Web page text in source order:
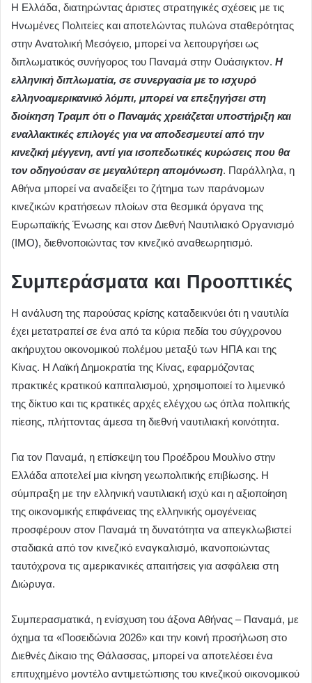
Η Ελλάδα, διατηρώντας άριστες στρατηγικές σχέσεις με τις
Ηνωμένες Πολιτείες και αποτελώντας πυλώνα σταθερότητας
στην Ανατολική Μεσόγειο, μπορεί να λειτουργήσει ως
διπλωματικός συνήγορος του Παναμά στην Ουάσιγκτον. Η
ελληνική διπλωματία, σε συνεργασία με το ισχυρό
ελληνοαμερικανικό λόμπι, μπορεί να επεξηγήσει στη
διοίκηση Τραμπ ότι ο Παναμάς χρειάζεται υποστήριξη και
εναλλακτικές επιλογές για να αποδεσμευτεί από την
κινεζική μέγγενη, αντί για ισοπεδωτικές κυρώσεις που θα
τον οδηγούσαν σε μεγαλύτερη απομόνωση. Παράλληλα, η
Αθήνα μπορεί να αναδείξει το ζήτημα των παράνομων
κινεζικών κρατήσεων πλοίων στα θεσμικά όργανα της
Ευρωπαϊκής Ένωσης και στον Διεθνή Ναυτιλιακό Οργανισμό
(IMO), διεθνοποιώντας τον κινεζικό αναθεωρητισμό.
Συμπεράσματα και Προοπτικές
Η ανάλυση της παρούσας κρίσης καταδεικνύει ότι η ναυτιλία
έχει μετατραπεί σε ένα από τα κύρια πεδία του σύγχρονου
ακήρυχτου οικονομικού πολέμου μεταξύ των ΗΠΑ και της
Κίνας. Η Λαϊκή Δημοκρατία της Κίνας, εφαρμόζοντας
πρακτικές κρατικού καπιταλισμού, χρησιμοποιεί το λιμενικό
της δίκτυο και τις κρατικές αρχές ελέγχου ως όπλα πολιτικής
πίεσης, πλήττοντας άμεσα τη διεθνή ναυτιλιακή κοινότητα.
Για τον Παναμά, η επίσκεψη του Προέδρου Μουλίνο στην
Ελλάδα αποτελεί μια κίνηση γεωπολιτικής επιβίωσης. Η
σύμπραξη με την ελληνική ναυτιλιακή ισχύ και η αξιοποίηση
της οικονομικής επιφάνειας της ελληνικής ομογένειας
προσφέρουν στον Παναμά τη δυνατότητα να απεγκλωβιστεί
σταδιακά από τον κινεζικό εναγκαλισμό, ικανοποιώντας
ταυτόχρονα τις αμερικανικές απαιτήσεις για ασφάλεια στη
Διώρυγα.
Συμπερασματικά, η ενίσχυση του άξονα Αθήνας – Παναμά, με
όχημα τα «Ποσειδώνια 2026» και την κοινή προσήλωση στο
Διεθνές Δίκαιο της Θάλασσας, μπορεί να αποτελέσει ένα
επιτυχημένο μοντέλο αντιμετώπισης του κινεζικού οικονομικού